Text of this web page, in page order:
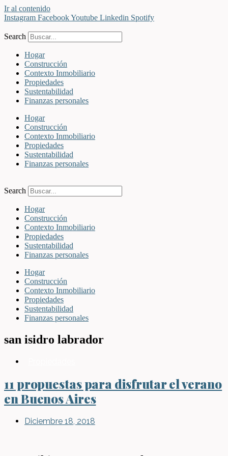
Ir al contenido
Instagram FacebookYoutube Linkedin Spotify
Search
Hogar
Construcción
Contexto Inmobiliario
Propiedades
Sustentabilidad
Finanzas personales
Hogar
Construcción
Contexto Inmobiliario
Propiedades
Sustentabilidad
Finanzas personales
Search
Hogar
Construcción
Contexto Inmobiliario
Propiedades
Sustentabilidad
Finanzas personales
Hogar
Construcción
Contexto Inmobiliario
Propiedades
Sustentabilidad
Finanzas personales
san isidro labrador
11 propuestas para disfrutar el verano
en Buenos Aires
Diciembre 18, 2018